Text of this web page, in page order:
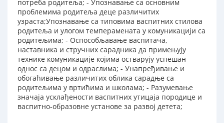
потреба родитеља; - Упознавање са основним
проблемима родитеља деце различитих
узраста;Упознавање са типовима васпитних стилова
родитеља и улогом темперамената у комуникацији са
родитељима; - Оспособљавање васпитача,
наставника и стручних сарадника да примењују
технике комуникације којима остварују успешан
однос са децом и одраслима; - Унапређивање и
обогаћивање различитих облика сарадње са
родитељима у вртићима и школама; - Разумевање
значаја усклађености васпитних утицаја породице и
васпитно-образовне установе за развој детета;